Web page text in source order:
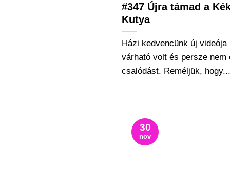
#347 Újra támad a
Kutya
Házi kedvencünk új videója
várható volt és persze nem
csalódást. Reméljük, hogy...
30
nov